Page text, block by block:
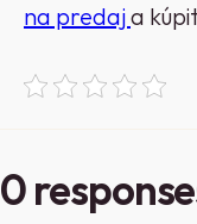
na predaja
0